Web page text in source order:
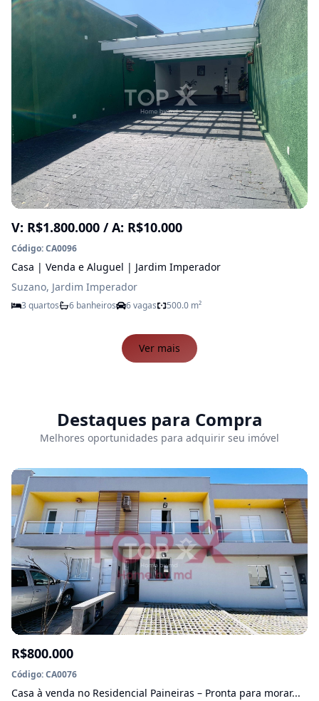
V: R$1.800.000 / A: R$10.000
Código: CA0096
Casa | Venda e Aluguel | Jardim Imperador
Suzano, Jardim Imperador
3 quartos 6 banheiros 6 vagas 500.0 m²
Ver mais
Destaques para Compra
Melhores oportunidades para adquirir seu imóvel
R$800.000
Código: CA0076
Casa à venda no Residencial Paineiras – Pronta para morar...